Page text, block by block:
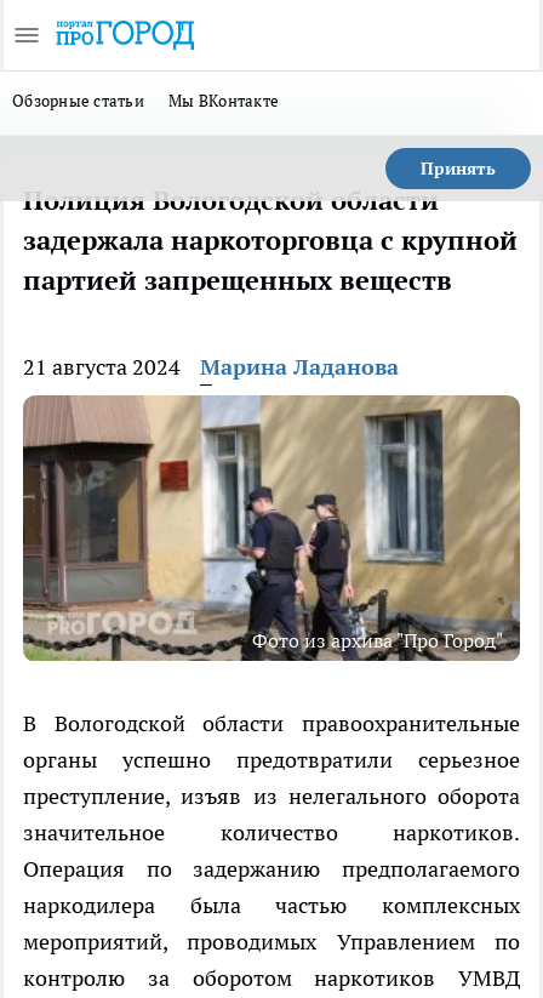
Обзорные статьи Мы ВКонтакте
Принять
Полиция Вологодской области
задержала наркоторговца с крупной
партией запрещенных веществ
21 августа 2024 Марина Ладанова
Фото из архива "Про Город"
В Вологодской области правоохранительные
органы успешно предотвратили серьезное
преступление, изъяв из нелегального оборота
значительное количество наркотиков.
Операция по задержанию предполагаемого
наркодилера была частью комплексных
мероприятий, проводимых Управлением по
контролю за оборотом наркотиков УМВД